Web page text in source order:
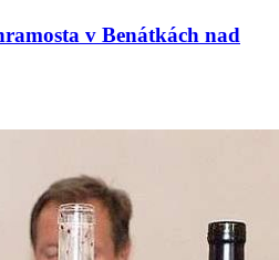
v Benátkách nad